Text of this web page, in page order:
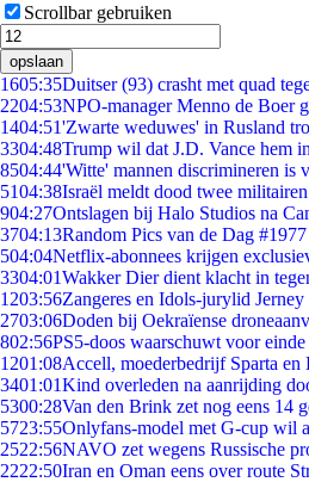
Scrollbar gebruiken
opslaan
1605:35Duitser (93) crasht met quad
2204:53NPO-manager Menno de Boer
1404:51'Zwarte weduwes' in Rusland
3304:48Trump wil dat J.D. Vance hem
8504:44'Witte' mannen discrimineren is
5104:38Israël meldt dood twee
904:27Ontslagen bij Halo Studios na
3704:13Random Pics van de Dag #1977
504:04Netflix-abonnees krijgen
3304:01Wakker Dier dient klacht in
1203:56Zangeres en Idols-jurylid
2703:06Doden bij Oekraïense
802:56PS5-doos waarschuwt voor
1201:08Accell, moederbedrijf Sparta en
3401:01Kind overleden na aanrijding
5300:28Van den Brink zet nog eens 14
5723:55Onlyfans-model met G-cup wil
2522:56NAVO zet wegens Russische
2222:50Iran en Oman eens over route